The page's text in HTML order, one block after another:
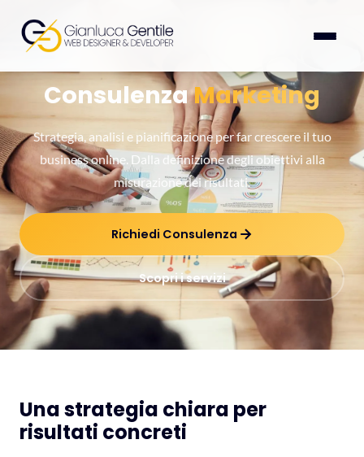
ConsulenzaMarketing
Strategia, analisi e pianificazione per far crescere il tuo
business online. Dalla definizione degli obiettivi alla
misurazione dei risultati.
Richiedi Consulenza
Scopri i servizi
Una strategia chiara per
risultati concreti